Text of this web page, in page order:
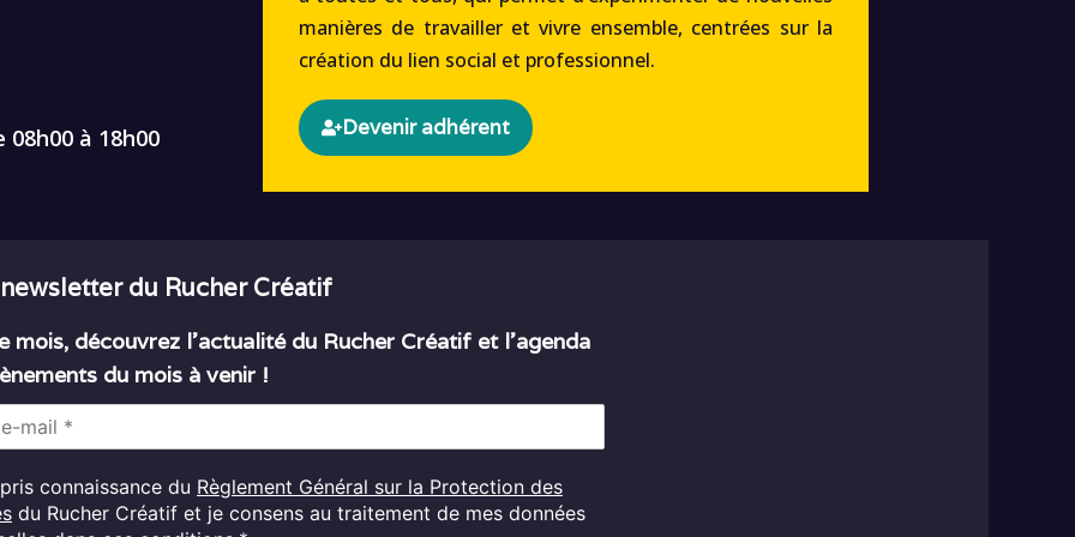
à 18h00
manières de travailler et vivre ensemble, centrées sur la
création du lien social et professionnel.
Devenir adhérent
du Rucher Créatif
mois, découvrez l’actualité du Rucher Créatif et l’agenda
du mois à venir !
pris connaissance du Règlement Général sur la Protection des
du Rucher Créatif et je consens au traitement de mes données